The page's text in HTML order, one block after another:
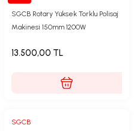
SGCB Rotary Yüksek Torklu Polisaj
Makinesi 150mm 1200W
13.500,00 TL
SGCB